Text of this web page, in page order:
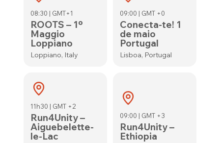
08:30 | GMT+1
ROOTS – 1º
Maggio
Loppiano
Loppiano, Italy
09:00 | GMT +0
Conecta-te! 1
de maio
Portugal
Lisboa, Portugal
11h30 | GMT +2
Run4Unity –
Aiguebelette-
le-Lac
09:00 | GMT +3
Run4Unity –
Ethiopia